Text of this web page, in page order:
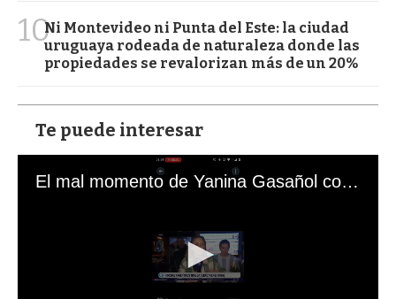
10Ni Montevideo ni Punta del Este: la ciudad
uruguaya rodeada de naturaleza donde las
propiedades se revalorizan más de un 20%
Te puede interesar
El mal momento de Yanina Gasañol con un hincha argentino en "Subrayado"